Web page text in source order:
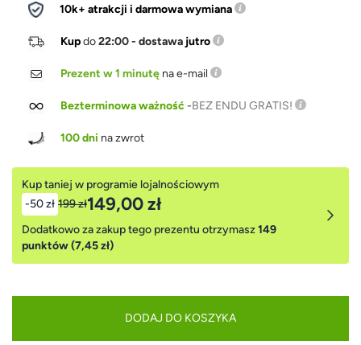
10k+ atrakcji i darmowa wymiana
Kupdo22:00 - dostawa jutro
Prezent w 1 minutę na e-mail
Bezterminowa ważność-BEZ ENDU GRATIS!
100 dni na zwrot
Kup taniej w programie lojalnościowym
-50 zł 199 zł149,00 zł
Dodatkowo za zakup tego prezentu otrzymasz149
punktów (7,45 zł)
DODAJ DO KOSZYKA